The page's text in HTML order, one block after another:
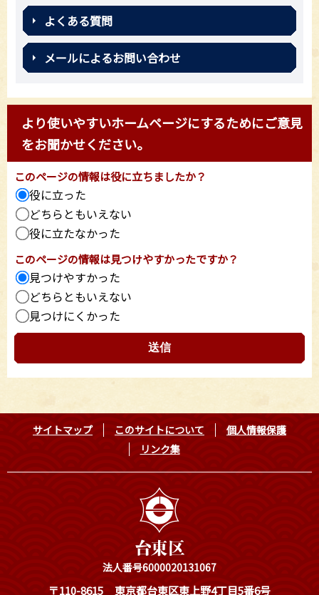
よくある質問
メールによるお問い合わせ
より使いやすいホームページにするためにご意見
をお聞かせください。
このページの情報は役に立ちましたか？
役に立った
どちらともいえない
役に立たなかった
このページの情報は見つけやすかったですか？
見つけやすかった
どちらともいえない
見つけにくかった
サイトマップ このサイトについて
個人情報保護
リンク集
法人番号6000020131067
〒110-8615 東京都台東区東上野4丁目5番6号